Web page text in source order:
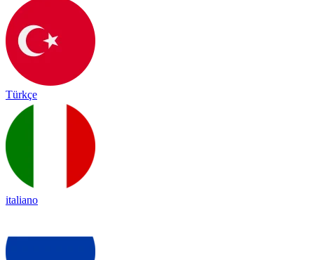
Türkçe
italiano